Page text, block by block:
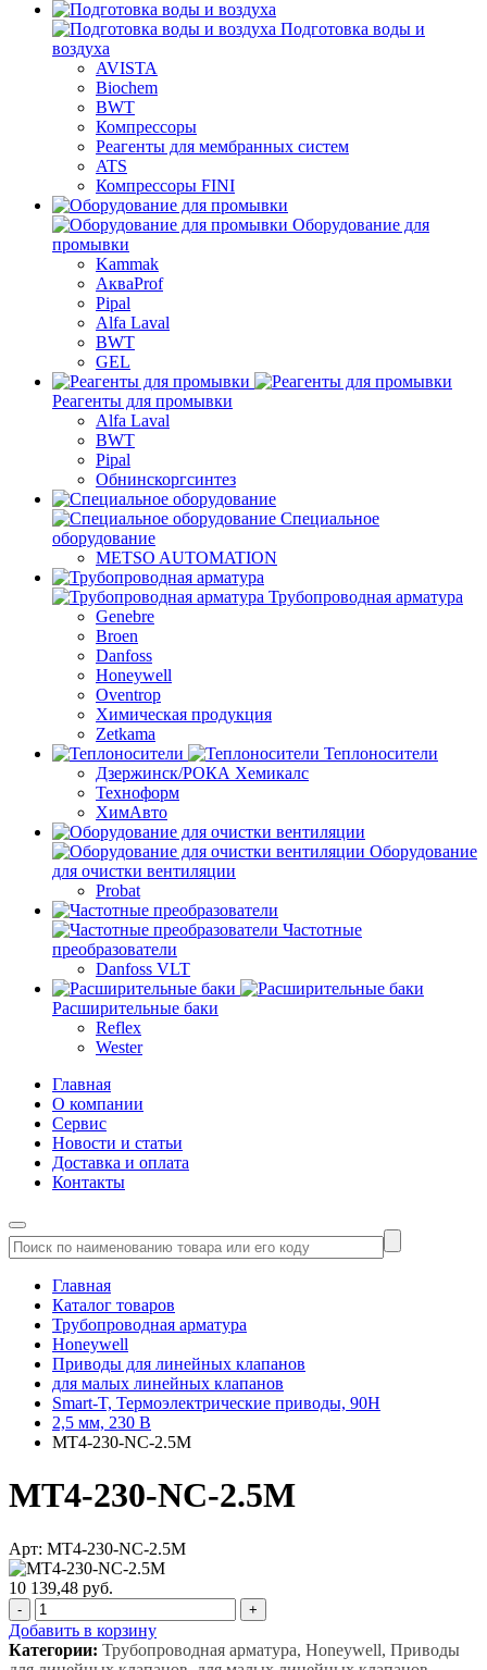
Подготовка воды и
воздуха
AVISTA
Biochem
BWT
Компрессоры
Реагенты для мембранных систем
ATS
Компрессоры FINI
Оборудование для
промывки
Kammak
АкваProf
Pipal
Alfa Laval
BWT
GEL
Реагенты для промывки
Alfa Laval
BWT
Pipal
Обнинскоргсинтез
Специальное
оборудование
METSO AUTOMATION
Трубопроводная арматура
Genebre
Broen
Danfoss
Honeywell
Oventrop
Химическая продукция
Zetkama
Теплоносители
Дзержинск/РОКА Хемикалс
Техноформ
ХимАвто
Оборудование
для очистки вентиляции
Probat
Частотные
преобразователи
Danfoss VLT
Расширительные баки
Reflex
Wester
Главная
О компании
Сервис
Новости и статьи
Доставка и оплата
Контакты
Главная
Каталог товаров
Трубопроводная арматура
Honeywell
Приводы для линейных клапанов
для малых линейных клапанов
Smart-T, Термоэлектрические приводы, 90Н
2,5 мм, 230 В
MT4-230-NC-2.5M
MT4-230-NC-2.5M
Арт: MT4-230-NC-2.5M
10 139,48 руб.
- +
Добавить в корзину
Категории: Трубопроводная арматура, Honeywell, Приводы